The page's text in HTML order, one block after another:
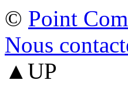
© Point
Nous
▲UP